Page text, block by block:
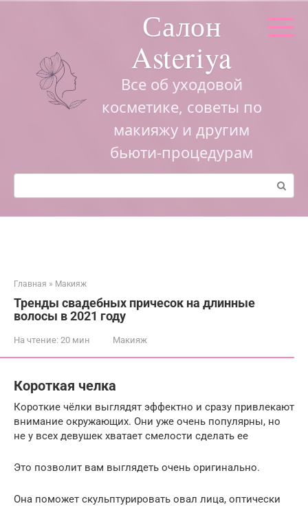
Салон
Asteriya
Все об уходовой
косметике, советы по
макияжу и другим
бьюти-процедурам
Поиск:
Главная » Макияж
Тренды свадебных причесок на длинные
волосы в 2021 году
На чтение: 20 мин Макияж
Короткая челка
Короткие чёлки выглядят эффектно и сразу привлекают
внимание окружающих. Они уже очень популярны, но
не у всех девушек хватает смелости сделать ее
Это позволит вам выглядеть очень оригинально.
Она поможет скульптурировать овал лица, оптически